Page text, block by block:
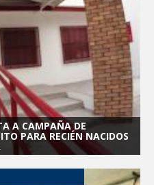
A CAMPAÑA DE
PARA RECIÉN NACIDOS